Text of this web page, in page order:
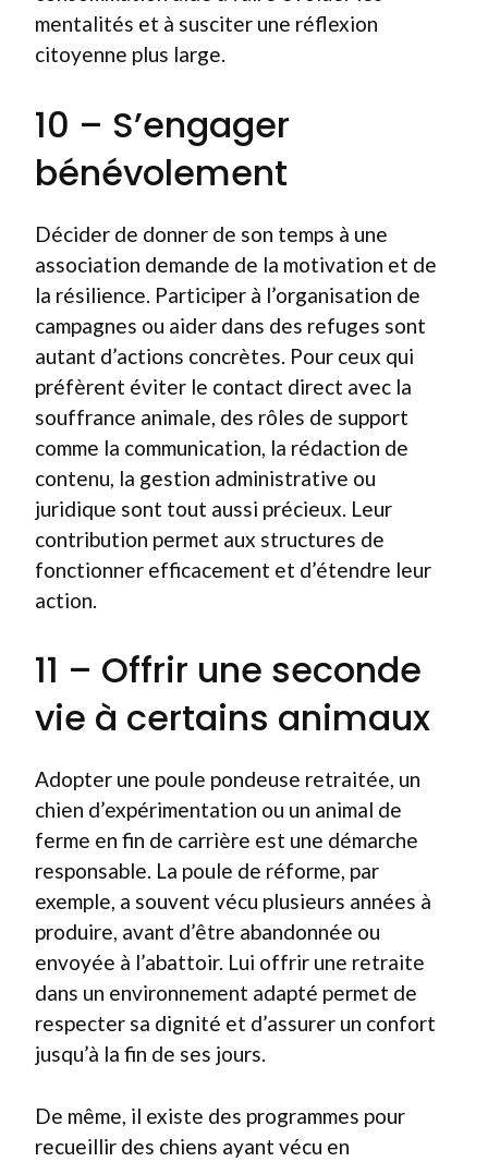
mentalités et à susciter une réflexion
citoyenne plus large.
10 – S’engager
bénévolement
Décider de donner de son temps à une
association demande de la motivation et de
la résilience. Participer à l’organisation de
campagnes ou aider dans des refuges sont
autant d’actions concrètes. Pour ceux qui
préfèrent éviter le contact direct avec la
souffrance animale, des rôles de support
comme la communication, la rédaction de
contenu, la gestion administrative ou
juridique sont tout aussi précieux. Leur
contribution permet aux structures de
fonctionner efficacement et d’étendre leur
action.
11 – Offrir une seconde
vie à certains animaux
Adopter une poule pondeuse retraitée, un
chien d’expérimentation ou un animal de
ferme en fin de carrière est une démarche
responsable. La poule de réforme, par
exemple, a souvent vécu plusieurs années à
produire, avant d’être abandonnée ou
envoyée à l’abattoir. Lui offrir une retraite
dans un environnement adapté permet de
respecter sa dignité et d’assurer un confort
jusqu’à la fin de ses jours.
De même, il existe des programmes pour
recueillir des chiens ayant vécu en